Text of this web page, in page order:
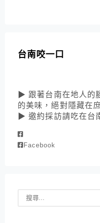
台南咬一口
▶ 跟著台南在地人的
的美味，絕對隱藏在
▶ 邀約採訪請吃在台
Facebook